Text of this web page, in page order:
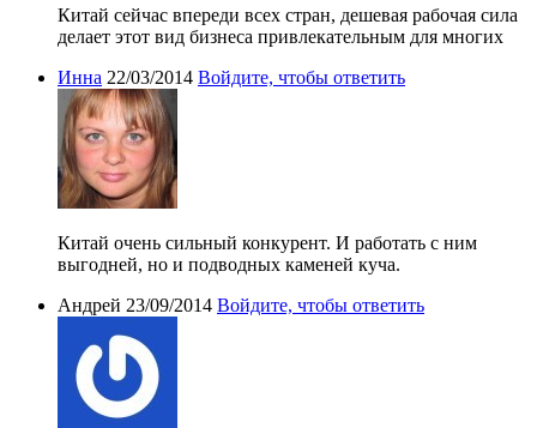
Китай сейчас впереди всех стран, дешевая рабочая сила
делает этот вид бизнеса привлекательным для многих
Инна 22/03/2014 Войдите, чтобы ответить
Китай очень сильный конкурент. И работать с ним
выгодней, но и подводных каменей куча.
Андрей 23/09/2014 Войдите, чтобы ответить